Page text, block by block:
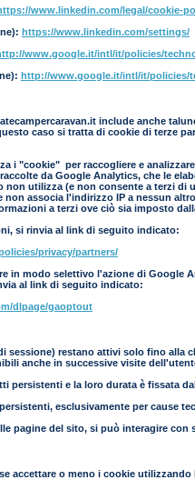
www.linkedin.com/legal/cookie-
https://www.linkedin.com/settings/
www.google.it/intl/it/policies/
http://www.google.it/intl/it/policies/
include anche
caso si tratta di cookie di terze
i "cookie" per raccogliere e
da Google Analytics, che le
non utilizza (e non consente a terzi
non associa l'indirizzo IP a nessun
a terzi ove ciò sia imposto
si rinvia al link di seguito indicato:
privacy/partners/
in modo selettivo l'azione di Google
al link di seguito indicato:
dlpage/gaoptout
sessione) restano attivi solo fino alla
anche in successive visite
persistenti e la loro durata è fissata
esclusivamente per cause
pagine del sito, si può interagire
accettare o meno i cookie